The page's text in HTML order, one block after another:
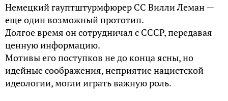
Немецкий гауптштурмфюрер СС Вилли Леман —
еще один возможный прототип.
Долгое время он сотрудничал с СССР, передавая
ценную информацию.
Мотивы его поступков не до конца ясны, но
идейные соображения, неприятие нацистской
идеологии, могли играть важную роль.